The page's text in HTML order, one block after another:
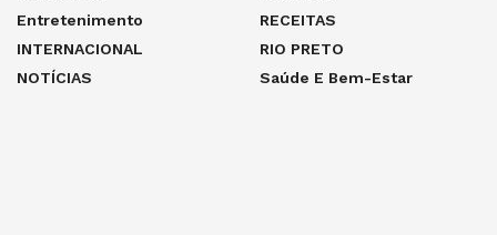
Entretenimento
INTERNACIONAL
NOTÍCIAS
RECEITAS
RIO PRETO
Saúde E Bem-Estar